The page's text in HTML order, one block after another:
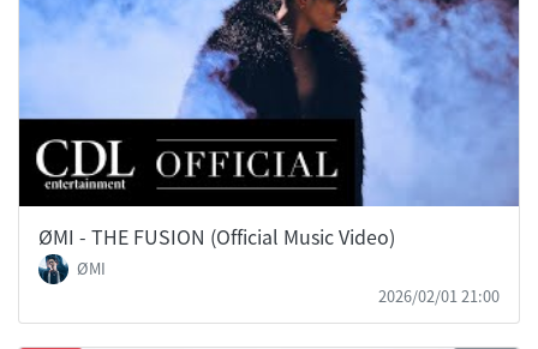
ØMI - THE FUSION (Official Music Video)
ØMI
2026/02/01 21:00